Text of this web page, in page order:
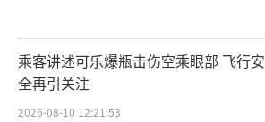
乘客讲述可乐爆瓶击伤空乘眼部 飞行安
全再引关注
2026-08-10 12:21:53